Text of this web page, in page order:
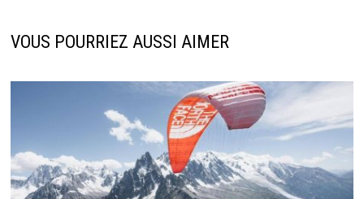
VOUS POURRIEZ AUSSI AIMER